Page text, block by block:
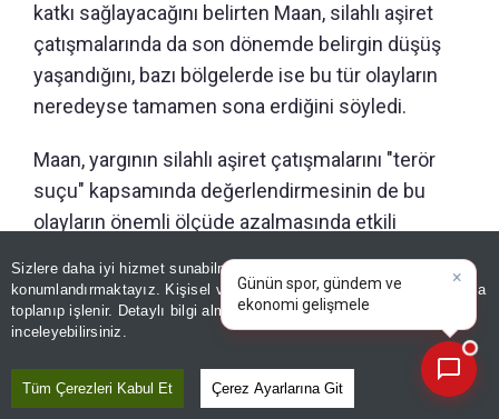
Sizlere daha iyi hizmet sunabilmek adına sitemizde
konumlandırmaktayız. Kişisel verileriniz, KVKK ve GDPR kapsamında
toplanıp işlenir. Detaylı bilgi almak içinAydınlatma Metnimizi
inceleyebilirsiniz.
Tüm Çerezleri Kabul Et Çerez Ayarlarına Git
katkı sağlayacağını belirten Maan, silahlı aşiret
çatışmalarında da son dönemde belirgin düşüş
yaşandığını, bazı bölgelerde ise bu tür olayların
neredeyse tamamen sona erdiğini söyledi.
Maan, yargının silahlı aşiret çatışmalarını "terör
suçu" kapsamında değerlendirmesinin de bu
olayların önemli ölçüde azalmasında etkili
×
Günün spor, gündem ve
ekonomi gelişmelerini analiz
edin!|